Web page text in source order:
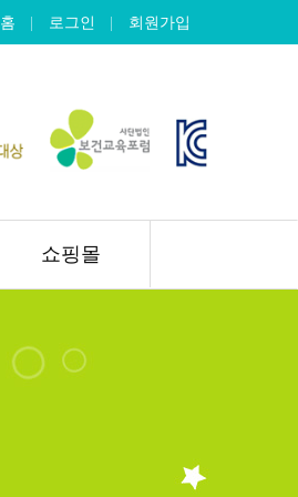
홈 로그인 회원가입
쇼핑몰